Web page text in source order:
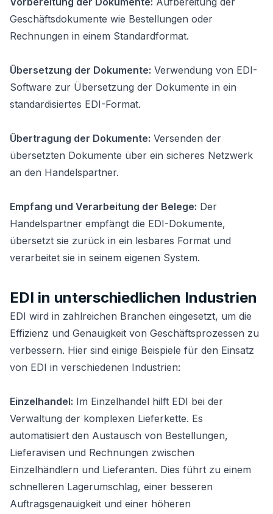
Geschäftsdokumente wie Bestellungen oder
Rechnungen in einem Standardformat.
Übersetzung der Dokumente: Verwendung von EDI-
Software zur Übersetzung der Dokumente in ein
standardisiertes EDI-Format.
Übertragung der Dokumente: Versenden der
übersetzten Dokumente über ein sicheres Netzwerk
an den Handelspartner.
Empfang und Verarbeitung der Belege: Der
Handelspartner empfängt die EDI-Dokumente,
übersetzt sie zurück in ein lesbares Format und
verarbeitet sie in seinem eigenen System.
EDI in unterschiedlichen Industrien
EDI wird in zahlreichen Branchen eingesetzt, um die
Effizienz und Genauigkeit von Geschäftsprozessen zu
verbessern. Hier sind einige Beispiele für den Einsatz
von EDI in verschiedenen Industrien:
Einzelhandel: Im Einzelhandel hilft EDI bei der
Verwaltung der komplexen Lieferkette. Es
automatisiert den Austausch von Bestellungen,
Lieferavisen und Rechnungen zwischen
Einzelhändlern und Lieferanten. Dies führt zu einem
schnelleren Lagerumschlag, einer besseren
Auftragsgenauigkeit und einer höheren